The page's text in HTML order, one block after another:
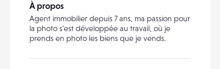
DESTINATAIRE
À propos
Agent immobilier depuis 7 ans, ma passion pour
la photo s'est développée au travail, où je
prends en photo les biens que je vends.